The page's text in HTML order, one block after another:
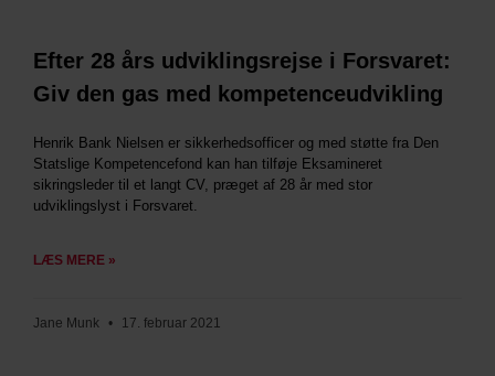
Efter 28 års udviklingsrejse i Forsvaret:
Giv den gas med kompetenceudvikling
Henrik Bank Nielsen er sikkerhedsofficer og med støtte fra Den
Statslige Kompetencefond kan han tilføje Eksamineret
sikringsleder til et langt CV, præget af 28 år med stor
udviklingslyst i Forsvaret.
LÆS MERE »
Jane Munk 17. februar 2021